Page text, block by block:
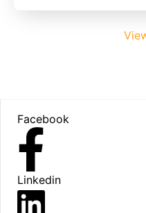
ハンドリングに影響
ションにより、より
ヤケアの理解は安全
イヤメンテナンスの
イルごとにタイヤを
います。この簡単な
し、車両のアライメ
Facebook
Linkedin